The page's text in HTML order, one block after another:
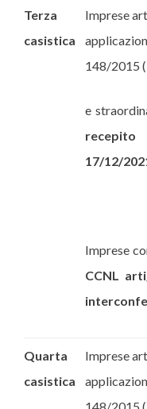
Terza
casistica
Imprese
148/2015
e
17/12/
Imprese
CCNL
Quarta
casistica
Imprese